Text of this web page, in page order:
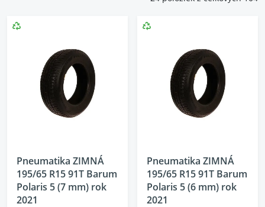
Pneumatika ZIMNÁ
195/65 R15 91T Barum
Polaris 5 (7 mm) rok
2021
Pneumatika ZIMNÁ
195/65 R15 91T Barum
Polaris 5 (6 mm) rok
2021